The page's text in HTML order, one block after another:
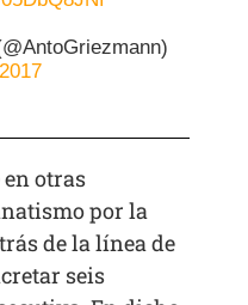
otras
por la
de la línea de
seis